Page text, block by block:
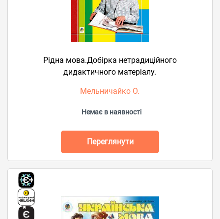
Рідна мова.Добірка нетрадиційного
дидактичного матеріалу.
Мельничайко О.
Немає в наявності
Переглянути